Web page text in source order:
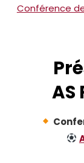
Conférence
AS